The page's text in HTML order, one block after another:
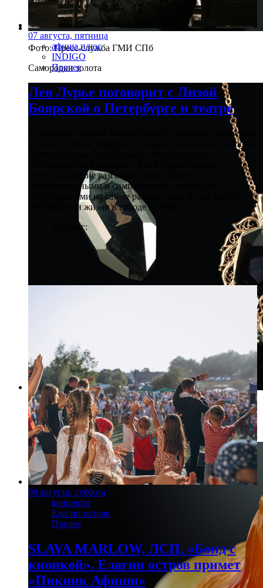
Фото: Пресс-служба ГМИ СПб
Самородки золота
Фото: Пресс-служба ГМИ СПб
Черные бриллианты: «Дева», «Барашков», «Рак»
07 августа, пятница
афиша плюс
INDIGO
Прочее
Лев Лурье поговорит с Лизой
Боярской о Петербурге и театре
7 августа в атриуме отеля «Индиго» пройдет творческая
встреча с Лизой Боярской в рамках совместного проекта
«Петербургский человек». Все встречи проекта — это
почти домашние разговоры Льва Лурье с
примечательными и симпатичными лично ему
петербуржцами на самые разные темы, в том числе о
Петербурге и жизни в городе на Неве.
Рейтинг:
08 августа, суббота
концерты
Елагин остров
Прочее
SLAVA MARLOW, ЛСП, «Бонд с
кнопкой». Елагин остров примет
«Пикник Афиши»